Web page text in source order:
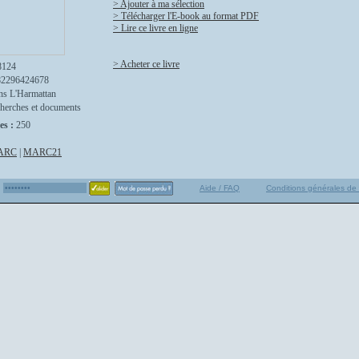
L'Harmattan
et documents
: 250
MARC21
> Ajouter à ma sélection
> Télécharger l'E-book au format PDF
> Lire ce livre en ligne
> Acheter ce livre
Aide / FAQ Conditions générales de